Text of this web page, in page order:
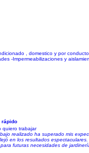
, domestico y por
-Impermeabilizaciones y
rápido
quiero trabajar
realizado ha superado mis
en los resultados
futuras necesidades de